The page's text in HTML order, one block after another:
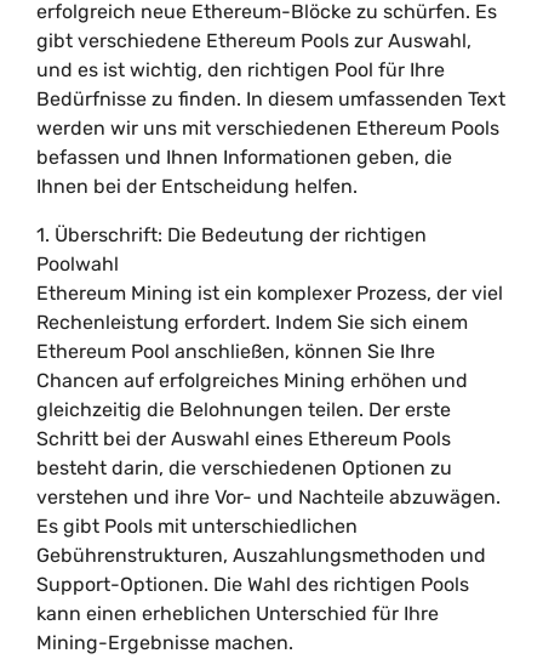
erfolgreich neue Ethereum-Blöcke zu schürfen. Es
gibt verschiedene Ethereum Pools zur Auswahl,
und es ist wichtig, den richtigen Pool für Ihre
Bedürfnisse zu finden. In diesem umfassenden Text
werden wir uns mit verschiedenen Ethereum Pools
befassen und Ihnen Informationen geben, die
Ihnen bei der Entscheidung helfen.
1. Überschrift: Die Bedeutung der richtigen
Poolwahl
Ethereum Mining ist ein komplexer Prozess, der viel
Rechenleistung erfordert. Indem Sie sich einem
Ethereum Pool anschließen, können Sie Ihre
Chancen auf erfolgreiches Mining erhöhen und
gleichzeitig die Belohnungen teilen. Der erste
Schritt bei der Auswahl eines Ethereum Pools
besteht darin, die verschiedenen Optionen zu
verstehen und ihre Vor- und Nachteile abzuwägen.
Es gibt Pools mit unterschiedlichen
Gebührenstrukturen, Auszahlungsmethoden und
Support-Optionen. Die Wahl des richtigen Pools
kann einen erheblichen Unterschied für Ihre
Mining-Ergebnisse machen.